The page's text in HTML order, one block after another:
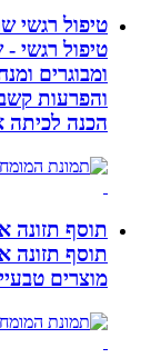
טיפול רגשי שרון
טיפול רגשי -
ומבוגרים ומנחת
והפרעות קשב
הכנה לכיתה א`.
תוסף תזונה אינדיגו,
תוסף תזונה
מוצרים טבעיים